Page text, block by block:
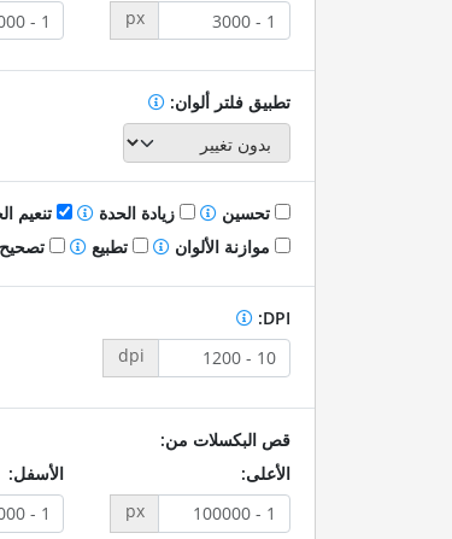
px
تطبيق فلتر ألوان:
تحسين زيادة الحدة تنعيم
موازنة الألوان
تطبيع
DPI:
dpi
قص البكسلات من:
الأعلى:
px
الأسفل: